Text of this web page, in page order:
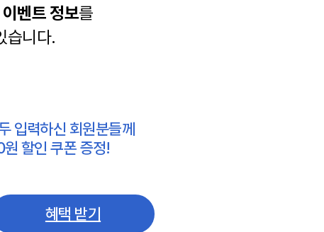
이벤트 정보를
습니다.
입력하신 회원분들께
할인 쿠폰 증정!
혜택 받기